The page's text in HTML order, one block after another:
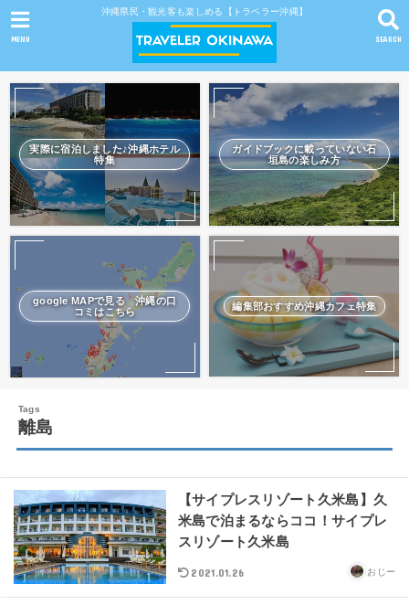
沖縄県民・観光客も楽しめる【トラベラー沖縄】
SEARCH
MENU
実際に宿泊しました♪沖縄ホテル
特集
ガイドブックに載っていない石
垣島の楽しみ方
google MAPで見る 沖縄の口
コミはこちら
編集部おすすめ沖縄カフェ特集
離島
【サイプレスリゾート久米島】久
米島で泊まるならココ！サイプレ
スリゾート久米島
2021.01.26 おじー